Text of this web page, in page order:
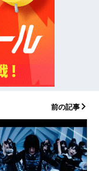
前の記事